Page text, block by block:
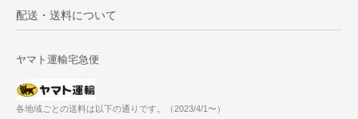
配送・送料について
ヤマト運輸宅急便
各地域ごとの送料は以下の通りです。（2023/4/1〜）